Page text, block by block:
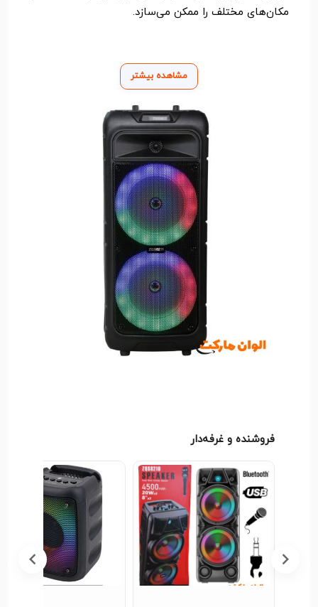
مکان‌های مختلف را ممکن می‌سازد.
مشاهده بیشتر
فروشنده و غرفه‌دار